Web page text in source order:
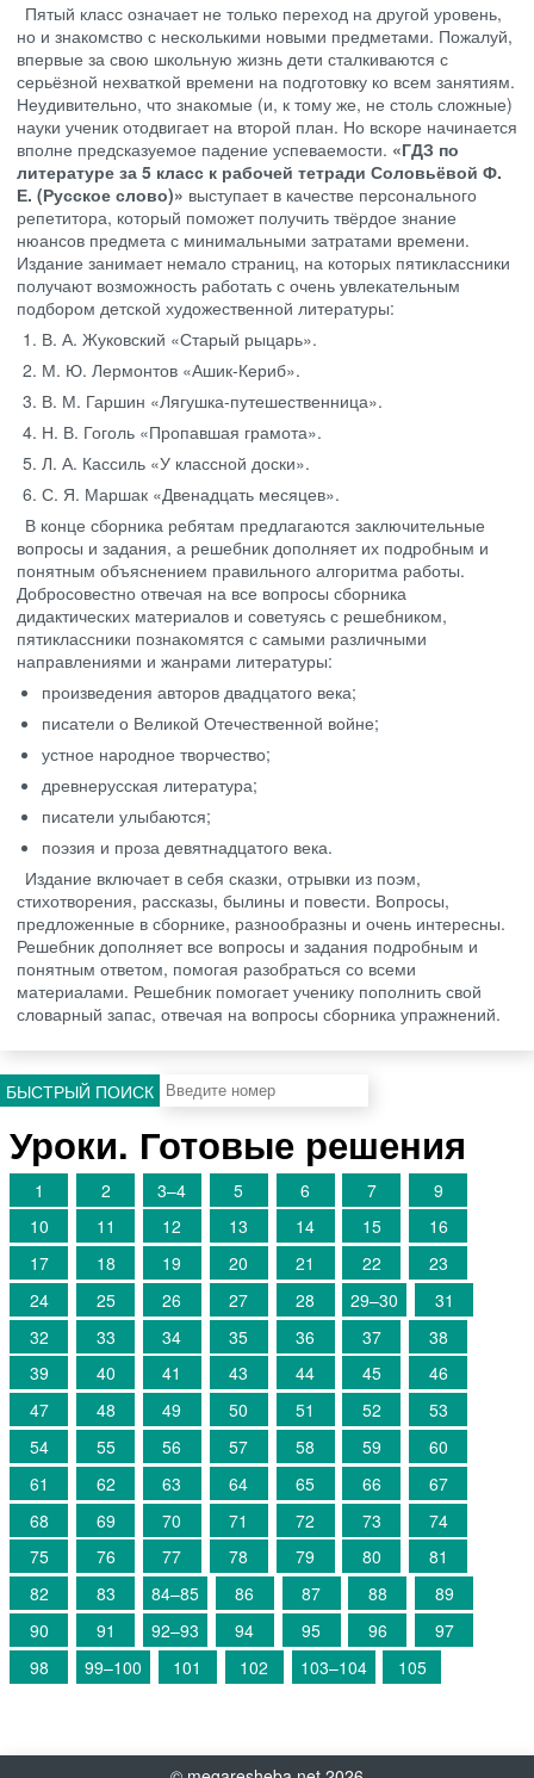
Пятый класс означает не только переход на другой уровень,
но и знакомство с несколькими новыми предметами. Пожалуй,
впервые за свою школьную жизнь дети сталкиваются с
серьёзной нехваткой времени на подготовку ко всем занятиям.
Неудивительно, что знакомые (и, к тому же, не столь сложные)
науки ученик отодвигает на второй план. Но вскоре начинается
вполне предсказуемое падение успеваемости. «ГДЗ по
литературе за 5 класс к рабочей тетради Соловьёвой Ф.
Е. (Русское слово)» выступает в качестве персонального
репетитора, который поможет получить твёрдое знание
нюансов предмета с минимальными затратами времени.
Издание занимает немало страниц, на которых пятиклассники
получают возможность работать с очень увлекательным
подбором детской художественной литературы:
В. А. Жуковский «Старый рыцарь».
М. Ю. Лермонтов «Ашик-Кериб».
В. М. Гаршин «Лягушка-путешественница».
Н. В. Гоголь «Пропавшая грамота».
Л. А. Кассиль «У классной доски».
С. Я. Маршак «Двенадцать месяцев».
В конце сборника ребятам предлагаются заключительные
вопросы и задания, а решебник дополняет их подробным и
понятным объяснением правильного алгоритма работы.
Добросовестно отвечая на все вопросы сборника
дидактических материалов и советуясь с решебником,
пятиклассники познакомятся с самыми различными
направлениями и жанрами литературы:
произведения авторов двадцатого века;
писатели о Великой Отечественной войне;
устное народное творчество;
древнерусская литература;
писатели улыбаются;
поэзия и проза девятнадцатого века.
Издание включает в себя сказки, отрывки из поэм,
стихотворения, рассказы, былины и повести. Вопросы,
предложенные в сборнике, разнообразны и очень интересны.
Решебник дополняет все вопросы и задания подробным и
понятным ответом, помогая разобраться со всеми
материалами. Решебник помогает ученику пополнить свой
словарный запас, отвечая на вопросы сборника упражнений.
БЫСТРЫЙ ПОИСК
Уроки. Готовые решения
1 2 3–4 5 6 7
9
10
11 12 13 14 15
16
17
18 19 20 21 22
23
24
25 26 27 28 29–30
31
32
33 34 35 36 37
38
39
40 41 43 44 45
46
47
48 49 50 51 52
53
54
55 56 57 58 59
60
61
62 63 64 65 66
67
68
69 70 71 72 73
74
75
76 77 78 79 80
81
82
83 84–85 86 87 88
89
90
91 92–93 94 95 96
97
98
99–100 101 102 103–104 105